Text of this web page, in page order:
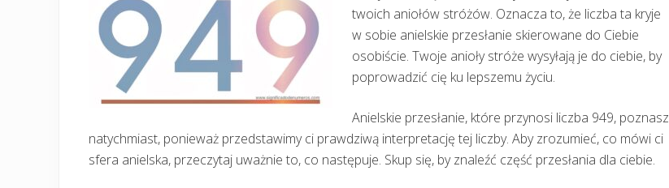
twoich aniołów stróżów. Oznacza to, że liczba ta kryje
w sobie anielskie przesłanie skierowane do Ciebie
osobiście. Twoje anioły stróże wysyłają je do ciebie, by
poprowadzić cię ku lepszemu życiu.
Anielskie przesłanie, które przynosi liczba 949, poznasz
natychmiast, ponieważ przedstawimy ci prawdziwą interpretację tej liczby. Aby zrozumieć, co mówi ci
sfera anielska, przeczytaj uważnie to, co następuje. Skup się, by znaleźć część przesłania dla ciebie.